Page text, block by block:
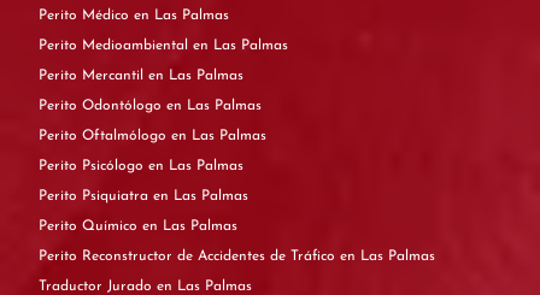
Perito Médico en Las Palmas
Perito Medioambiental en Las Palmas
Perito Mercantil en Las Palmas
Perito Odontólogo en Las Palmas
Perito Oftalmólogo en Las Palmas
Perito Psicólogo en Las Palmas
Perito Psiquiatra en Las Palmas
Perito Químico en Las Palmas
Perito Reconstructor de Accidentes de Tráfico en Las Palmas
Traductor Jurado en Las Palmas